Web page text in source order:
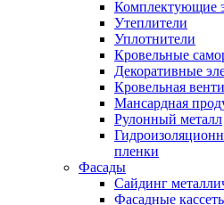
Комплектующие
Утеплители
Уплотнители
Кровельные
Декоративные
Кровельная
Мансардная
Рулонный металл
пленки
Фасады
Сайдинг
Фасадные